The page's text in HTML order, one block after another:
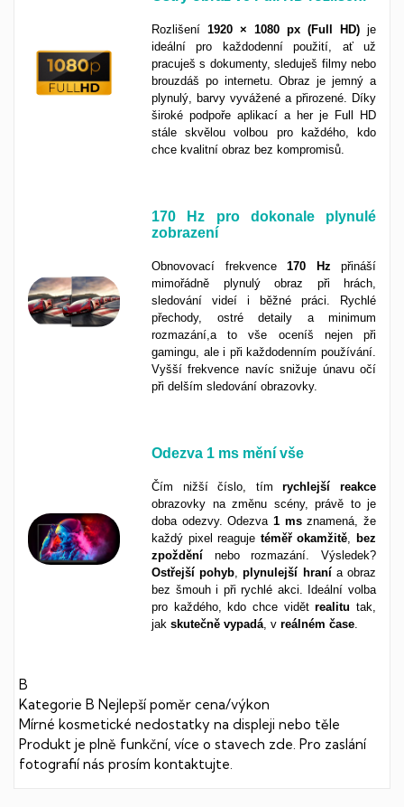
Rozlišení 1920 × 1080 px (Full HD) je
ideální pro každodenní použití, ať už
pracuješ s dokumenty, sleduješ filmy nebo
brouzdáš po internetu. Obraz je jemný a
plynulý, barvy vyvážené a přirozené. Díky
široké podpoře aplikací a her je Full HD
stále skvělou volbou pro každého, kdo
chce kvalitní obraz bez kompromisů.
170 Hz pro dokonale plynulé
zobrazení
Obnovovací frekvence 170 Hz přináší
mimořádně plynulý obraz při hrách,
sledování videí i běžné práci. Rychlé
přechody, ostré detaily a minimum
rozmazání,a to vše oceníš nejen při
gamingu, ale i při každodenním používání.
Vyšší frekvence navíc snižuje únavu očí
při delším sledování obrazovky.
Odezva 1 ms mění vše
Čím nižší číslo, tímrychlejší
reakce
obrazovky na změnu scény, právě to je
doba odezvy. Odezva 1 msznamená, že
každý pixel reaguje téměř okamžitě ,bez
zpoždění nebo rozmazání. Výsledek?
Ostřejší pohyb ,plynulejší hranía obraz
bez šmouh i při rychlé akci. Ideální volba
pro každého, kdo chce vidětrealitu tak,
jak skutečně vypadá , v reálném čase
B
Kategorie B Nejlepší poměr cena/výkon
Mírné kosmetické nedostatky na displeji nebo těle
Produkt je plně funkční, více o stavech zde. Pro zaslání
fotografií nás prosím kontaktujte.